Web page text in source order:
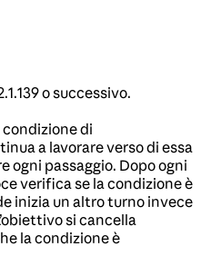
o successivo.
di
a lavorare verso di essa
ogni passaggio. Dopo ogni
verifica se la condizione è
inizia un altro turno invece
si cancella
la condizione è